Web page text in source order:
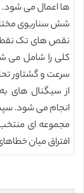
ها اعمال می شود.
شش سناریوی
نقص های تک
سرعت و گشتاور
از سیگنال های
انجام می شود.
مجموعه ای منتخب
افتراق میان